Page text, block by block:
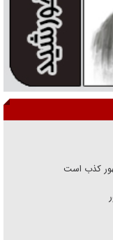
کذب است